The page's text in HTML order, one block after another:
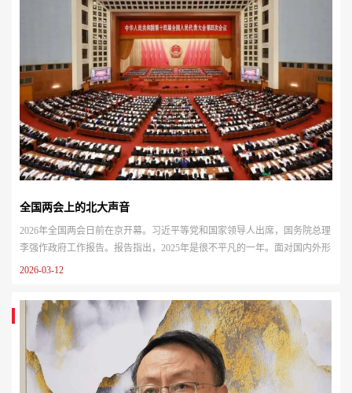
全国两会上的北大声音
2026年全国两会日前在京开幕。习近平等党和国家领导人出席，国务院总理
李强作政府工作报告。报告指出，2025年是很不平凡的一年。面对国内外形
势深刻复杂的变化，以习近平同志为核心的党中央团结带领全国各族人民迎
国际两个大局，全年经济社会发展主要目标任务顺利完成，“十四五”圆满收
官，中国式现代化迈出新的坚实步伐。北京大学师生热切关注全国两会的召
开，大家结合专业所学与国家发展大局，畅谈自身的使命与担当，抒发对国
家发展的坚定信心与对民族复兴的美好憧憬。
2026-03-12